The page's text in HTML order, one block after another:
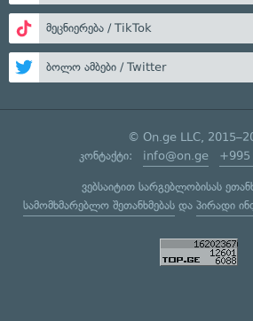
მეცნიერება / TikTok
ბოლო ამბები / Twitter
© On.ge LLC,
კონტაქტი: info@on.ge +995
ვებსაიტით სარგებლობისას
სამომხმარებლო შეთანხმებასდა პირადი